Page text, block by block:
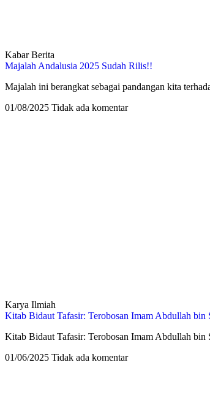
Kabar Berita
Majalah Andalusia 2025 Sudah Rilis!!
Majalah ini berangkat sebagai pandangan kita
01/08/2025 Tidak ada komentar
Karya Ilmiah
Kitab Bidaut Tafasir: Terobosan Imam Abdullah
Kitab Bidaut Tafasir: Terobosan Imam Abdullah
01/06/2025 Tidak ada komentar